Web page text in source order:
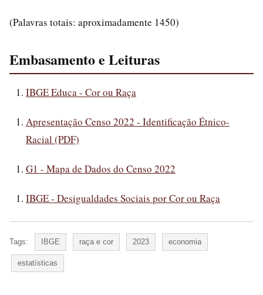
(Palavras totais: aproximadamente 1450)
Embasamento e Leituras
IBGE Educa - Cor ou Raça
Apresentação Censo 2022 - Identificação Étnico-
Racial (PDF)
G1 - Mapa de Dados do Censo 2022
IBGE - Desigualdades Sociais por Cor ou Raça
Tags: IBGE raça e cor 2023 economia
estatísticas